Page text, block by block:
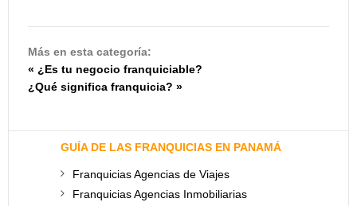
Más en esta categoría:
« ¿Es tu negocio franquiciable?
¿Qué significa franquicia? »
GUÍA DE LAS FRANQUICIAS EN PANAMÁ
Franquicias Agencias de Viajes
Franquicias Agencias Inmobiliarias